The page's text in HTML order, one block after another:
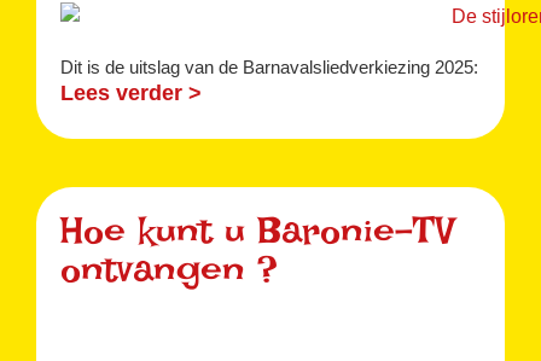
Dit is de uitslag van de Barnavalsliedverkiezing 2025:
Lees verder >
Hoe kunt u Baronie-TV
ontvangen ?